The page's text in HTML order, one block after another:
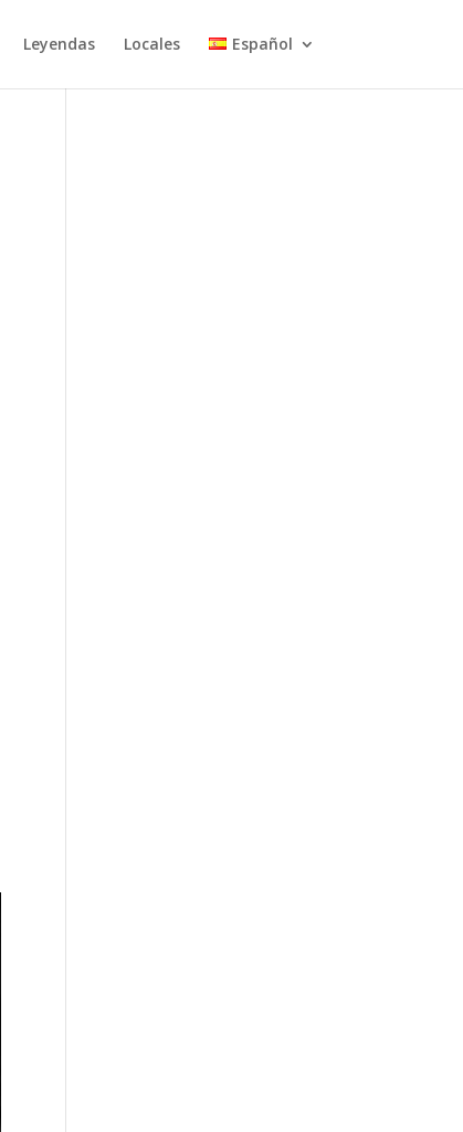
Leyendas Locales Español